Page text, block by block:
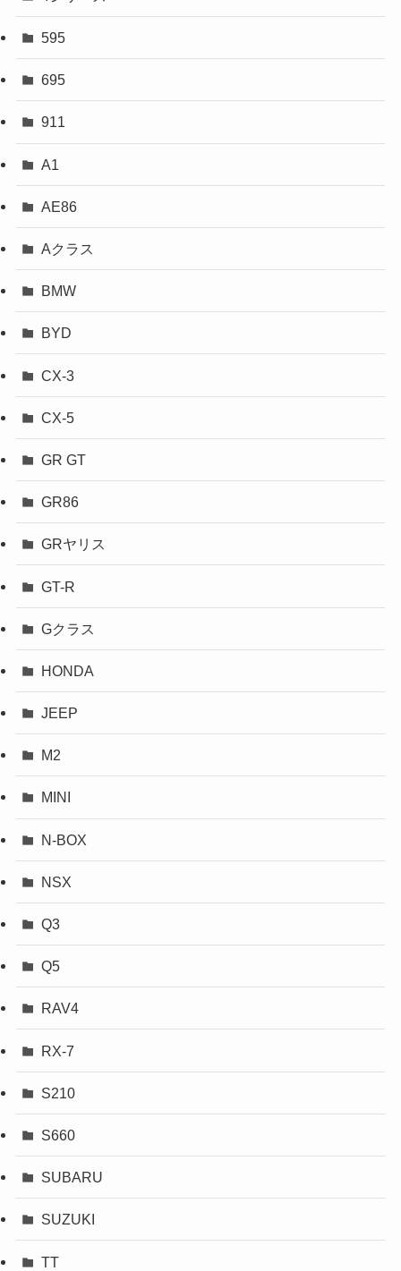
595
695
911
A1
AE86
Aクラス
BMW
BYD
CX-3
CX-5
GR GT
GR86
GRヤリス
GT-R
Gクラス
HONDA
JEEP
M2
MINI
N-BOX
NSX
Q3
Q5
RAV4
RX-7
S210
S660
SUBARU
SUZUKI
TT